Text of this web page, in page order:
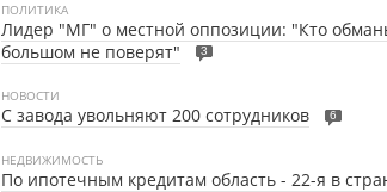
ПОЛИТИКА
Лидер "МГ" о местной оппозиции: "Кто
большом не поверят"
3
НОВОСТИ
С завода увольняют 200 сотрудников 6
НЕДВИЖИМОСТЬ
По ипотечным кредитам область - 22-я в